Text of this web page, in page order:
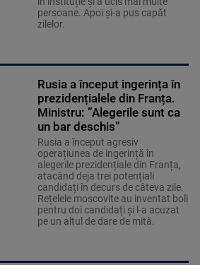
persoane. Apoi și-a pus capăt
zilelor.
Rusia a început ingerința în
prezidențialele din Franța.
Ministru: ”Alegerile sunt ca
un bar deschis”
Rusia a început agresiv
operațiunea de ingerință în
alegerile prezidențiale din Franța,
atacând deja trei potențiali
candidați în decurs de câteva zile.
Rețelele moscovite au inventat boli
pentru doi candidați și l-a acuzat
pe un altul de dare de mită.